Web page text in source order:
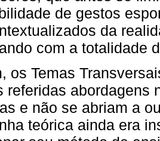
de gestos
da
com a totalidade
os Temas
referidas abordagens
e não se abriam a
teórica ainda era